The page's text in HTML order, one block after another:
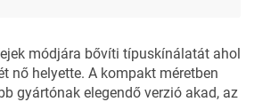
módjára bővíti típuskínálatát ahol
nő helyette. A kompakt méretben
gyártónak elegendő verzió akad, az